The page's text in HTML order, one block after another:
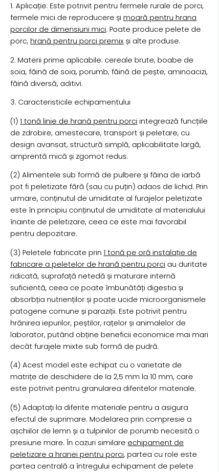
1. Aplicație: Este potrivit pentru fermele rurale de porci,
fermele mici de reproducere și moară pentru hrana
porcilor de dimensiuni mici. Poate produce pelete de
porc, hrană pentru porci premixși alte produse.
2. Materii prime aplicabile: cereale brute, boabe de
soia, făină de soia, porumb, făină de pește, aminoacizi,
făină diversă, aditivi.
3. Caracteristicile echipamentului
(1) 1 tonă linie de hrană pentru porci integrează funcțiile
de zdrobire, amestecare, transport și peletare, cu
design avansat, structură simplă, aplicabilitate largă,
amprentă mică și zgomot redus.
(2) Alimentele sub formă de pulbere și făina de iarbă
pot fi peletizate fără (sau cu puțin) adaos de lichid. Prin
urmare, conținutul de umiditate al furajelor peletizate
este în principiu conținutul de umiditate al materialului
înainte de peletizare, ceea ce este mai favorabil
pentru depozitare.
(3) Peletele fabricate prin 1 tonă pe oră instalație de
fabricare a peletelor de hrană pentru porci au duritate
ridicată, suprafață netedă și maturare internă
suficientă, ceea ce poate îmbunătăți digestia și
absorbția nutrienților și poate ucide microorganismele
patogene comune și paraziții. Este potrivit pentru
hrănirea iepurilor, peștilor, rațelor și animalelor de
laborator, putând obține beneficii economice mai mari
decât furajele mixte sub formă de pudră.
(4) Acest model este echipat cu o varietate de
matrițe de deschidere de la 2,5 mm la 10 mm, care
este potrivit pentru granularea diferitelor materiale.
(5) Adaptați la diferite materiale pentru a asigura
efectul de suprimare. Modelarea prin compresie a
așchiilor de lemn și a tulpinilor de porumb necesită o
presiune mare. În cazuri similare echipament de
peletizare a hranei pentru porci, partea cu role este
partea centrală a întregului echipament de pelete